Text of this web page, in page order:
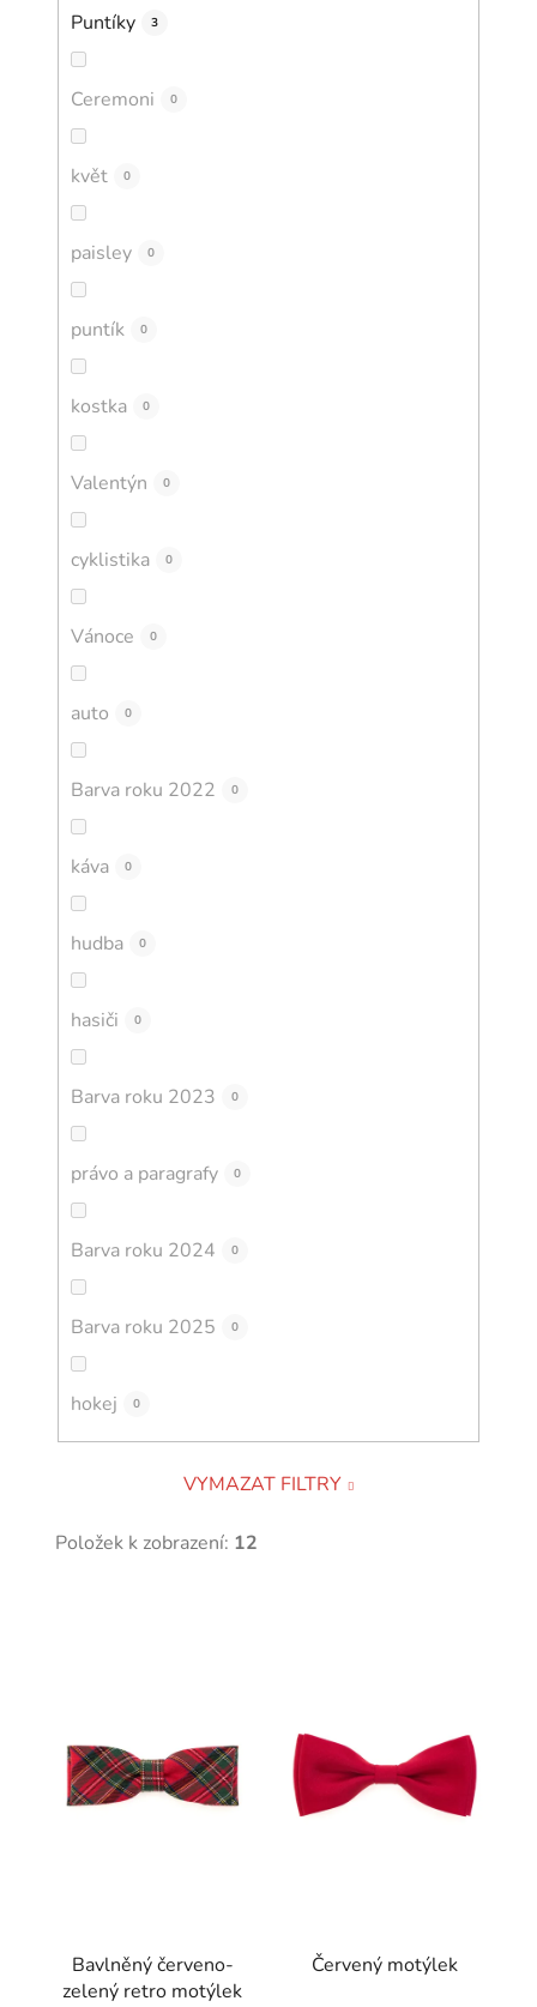
Puntíky 3
Ceremoni 0
květ 0
paisley 0
puntík 0
kostka 0
Valentýn 0
cyklistika 0
Vánoce 0
auto 0
Barva roku 2022 0
káva 0
hudba 0
hasiči 0
Barva roku 2023 0
právo a paragrafy 0
Barva roku 2024 0
Barva roku 2025 0
hokej 0
VYMAZAT FILTRY
Položek k zobrazení: 12
Bavlněný červeno-
zelený retro motýlek
Červený motýlek